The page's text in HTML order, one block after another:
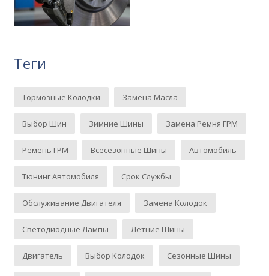
Теги
Тормозные Колодки Замена Масла
Выбор Шин Зимние Шины Замена Ремня ГРМ
Ремень ГРМ Всесезонные Шины Автомобиль
Тюнинг Автомобиля Срок Службы
Обслуживание Двигателя Замена Колодок
Светодиодные Лампы Летние Шины
Двигатель Выбор Колодок Сезонные Шины